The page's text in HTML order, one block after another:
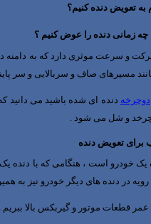
به تعویض دنده کنیم؟
چه زمانی دنده را عوض کنیم ؟
و سرعت موثری دارد که به دامنه
مسیرهای صاف و سربالایی و سر
دوچرخه دنده ای شده باشید می دانید
چرخد و شل می شود .
برای تعویض دنده
یک خودرو است ، هنگامی که با
در دنده های دیگر خودرو نیز به
عمر قطعات موتور و گیربکس بالا